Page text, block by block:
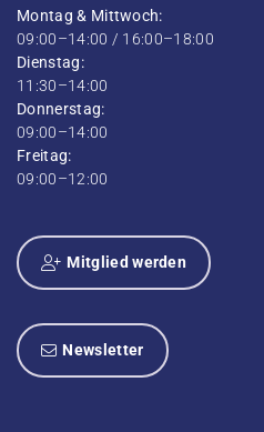
Montag & Mittwoch:
09:00–14:00 / 16:00–18:00
Dienstag:
11:30–14:00
Donnerstag:
09:00–14:00
Freitag:
09:00–12:00
Mitglied werden
Newsletter